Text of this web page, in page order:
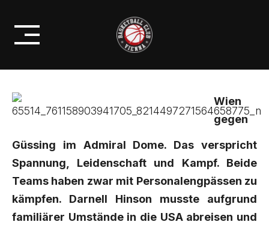
content
PRESENTS: BC ZEPTER VIENNA
VS MAGNOFIT GÜSSING KNIGHTS
Wien
gegen
Güssing im Admiral Dome. Das verspricht
Spannung, Leidenschaft und Kampf. Beide
Teams haben zwar mit Personalengpässen zu
kämpfen. Darnell Hinson musste aufgrund
familiärer Umstände in die USA abreisen und